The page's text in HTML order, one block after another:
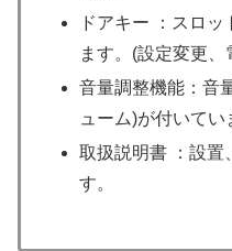
ドアキー ：スロ
ます。(設定変更、
音量調整機能：音
ューム)が付いてい
取扱説明書 ：設置
す。